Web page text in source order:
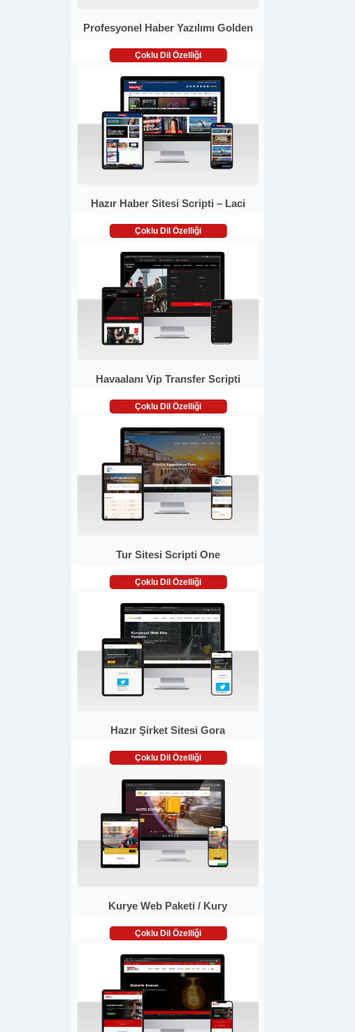
Profesyonel Haber Yazılımı Golden
Çoklu Dil Özelliği
Hazır Haber Sitesi Scripti – Laci
Çoklu Dil Özelliği
Havaalanı Vip Transfer Scripti
Çoklu Dil Özelliği
Tur Sitesi Scripti One
Çoklu Dil Özelliği
Hazır Şirket Sitesi Gora
Çoklu Dil Özelliği
Kurye Web Paketi / Kury
Çoklu Dil Özelliği